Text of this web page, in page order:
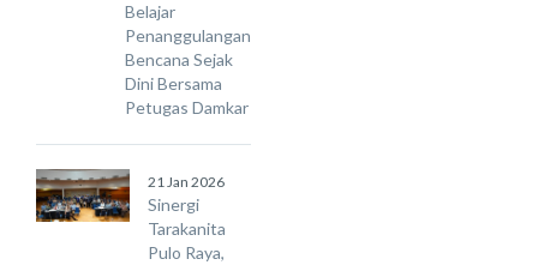
Belajar
Penanggulangan
Bencana Sejak
Dini Bersama
Petugas Damkar
21 Jan 2026
Sinergi
Tarakanita
Pulo Raya,